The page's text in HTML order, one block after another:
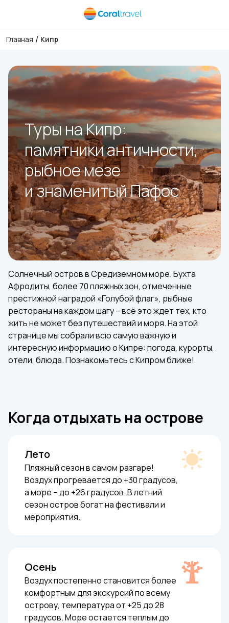
Главная / Кипр
Туры на Кипр:
памятники античности,
рыбное мезе
и знаменитый Пафос
Солнечный остров в Средиземном море. Бухта
Афродиты, более 70 пляжных зон, отмеченные
престижной наградой «Голубой флаг», рыбные
рестораны на каждом шагу – всё это ждет тех, кто
жить не может без путешествий и моря. На этой
странице мы собрали всю самую важную и
интересную информацию о Кипре: погода, курорты,
отели, блюда. Познакомьтесь с Кипром ближе!
Когда отдыхать на острове
Лето
Пляжный сезон в самом разгаре!
Воздух прогревается до +30 градусов,
а море – до +26 градусов. В летний
сезон остров богат на фестивали и
мероприятия.
Осень
Воздух постепенно становится более
комфортным для экскурсий по всему
острову, температура от +25 до 28
градусов. Море остается теплым до